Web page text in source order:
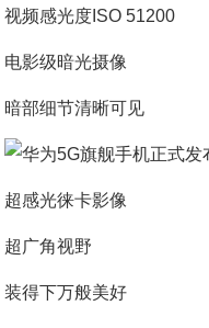
视频感光度ISO 51200
电影级暗光摄像
暗部细节清晰可见
超感光徕卡影像
超广角视野
装得下万般美好